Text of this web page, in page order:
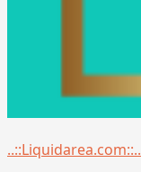
Menu
..::Liquidarea.com::..